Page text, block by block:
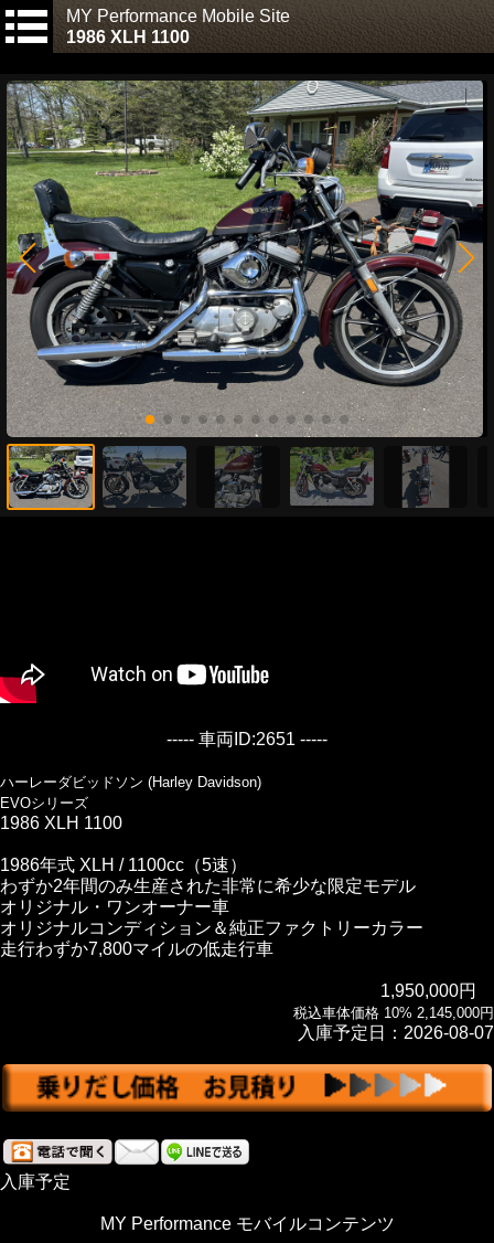
MY Performance Mobile Site
1986 XLH 1100
----- 車両ID:2651 -----
ハーレーダビッドソン (Harley Davidson)
EVOシリーズ
1986 XLH 1100
1986年式 XLH / 1100cc（5速）
わずか2年間のみ生産された非常に希少な限定モデル
オリジナル・ワンオーナー車
オリジナルコンディション＆純正ファクトリーカラー
走行わずか7,800マイルの低走行車
1,950,000円
税込車体価格 10% 2,145,000円
入庫予定日：2026-08-07
入庫予定
MY Performance モバイルコンテンツ